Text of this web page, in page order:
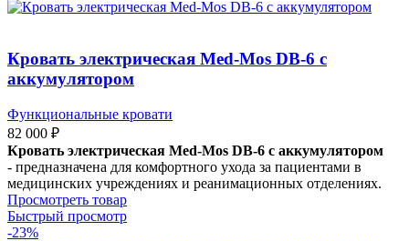
Кровать электрическая Med-Mos DB-6 с
аккумулятором
Функциональные кровати
82 000 ₽
Кровать электрическая Med-Mos DB-6 с аккумулятором
- предназначена для комфортного ухода за пациентами в
медицинских учреждениях и реанимационных отделениях.
Просмотреть товар
Быстрый просмотр
-23%